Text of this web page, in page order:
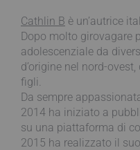
Cathlin B è un’autrice
Dopo molto girovagare
adolescenziale da
d’origine nel nord-
figli.
Da sempre
2014 ha iniziato a
su una piattaforma di
2015 ha realizzato il